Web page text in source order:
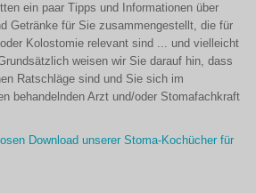
ein paar Tipps und Informationen über
Getränke für Sie zusammengestellt, die für
Kolostomie relevant sind ... und vielleicht
weisen wir Sie darauf hin, dass
Ratschläge sind und Sie sich im
behandelnden Arzt und/oder Stomafachkraft
Download unserer Stoma-Kochücher für